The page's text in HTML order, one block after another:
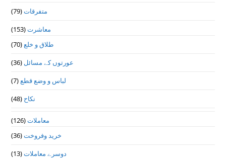
متفرقات(79)
معاشرت(153)
طلاق و خلع(70)
عورتوں کے مسائل (36)
لباس و وضع قطع(7)
نکاح (48)
معاملات(126)
خرید وفروخت(36)
دوسرے معاملات(13)